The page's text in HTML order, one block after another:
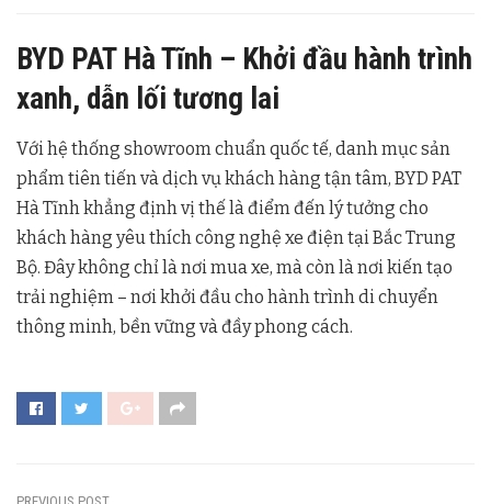
BYD PAT Hà Tĩnh – Khởi đầu hành trình
xanh, dẫn lối tương lai
Với hệ thống showroom chuẩn quốc tế, danh mục sản
phẩm tiên tiến và dịch vụ khách hàng tận tâm, BYD PAT
Hà Tĩnh khẳng định vị thế là điểm đến lý tưởng cho
khách hàng yêu thích công nghệ xe điện tại Bắc Trung
Bộ. Đây không chỉ là nơi mua xe, mà còn là nơi kiến tạo
trải nghiệm – nơi khởi đầu cho hành trình di chuyển
thông minh, bền vững và đầy phong cách.